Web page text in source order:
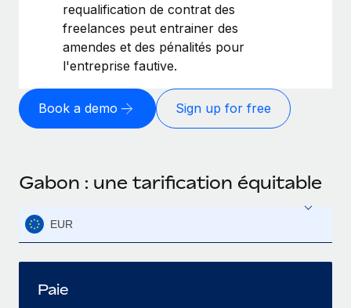
requalification de contrat des
freelances peut entrainer des
amendes et des pénalités pour
l'entreprise fautive.
Book a demo Sign up for free
Gabon : une tarification équitable
EUR
Paie